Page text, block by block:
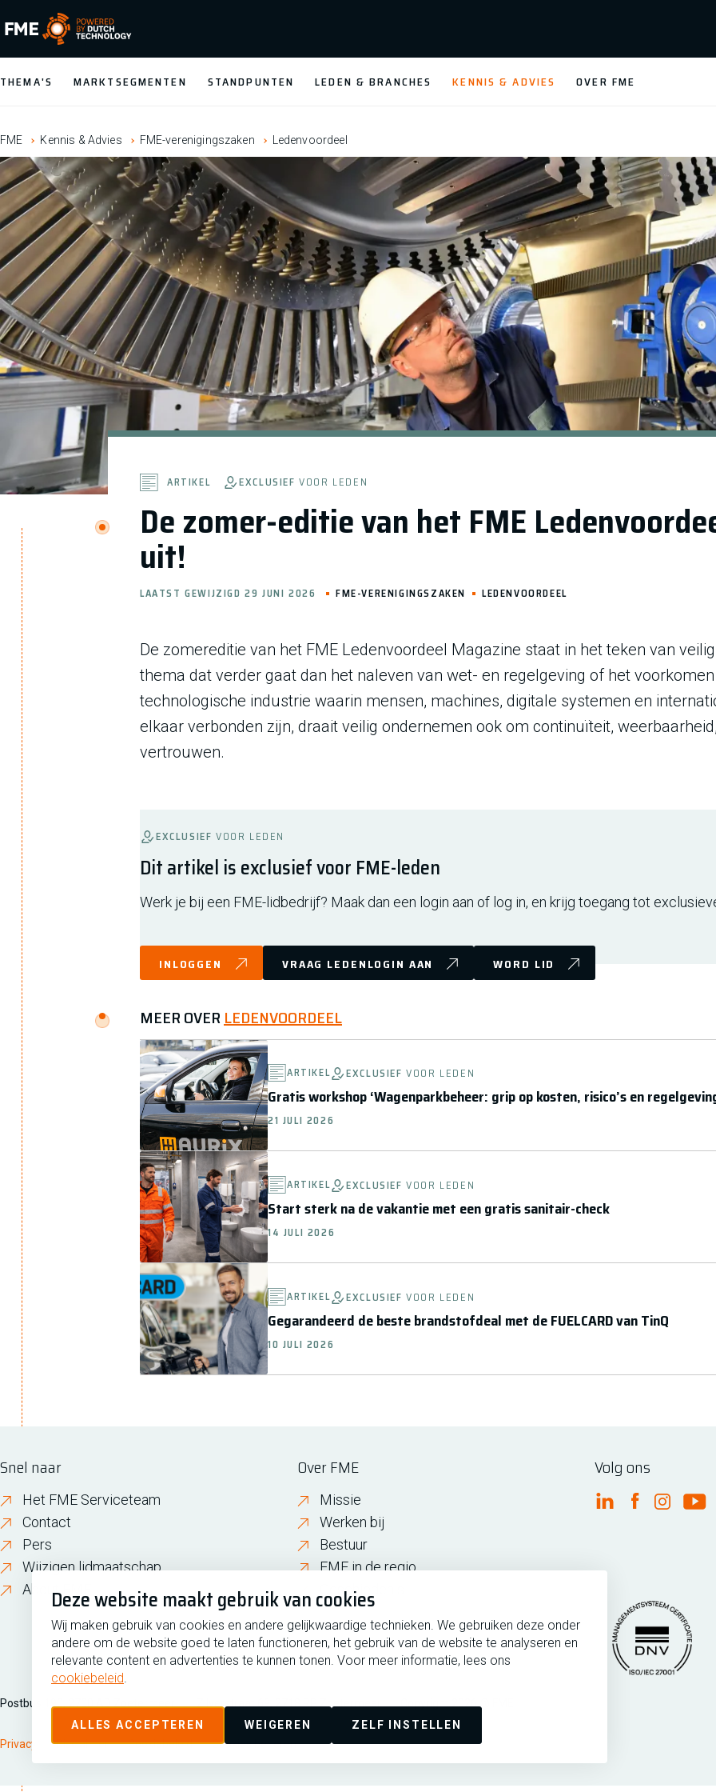
Deze website maakt gebruik van cookies
Wij maken gebruik van cookies en andere gelijkwaardige technieken. We gebruiken deze onder
andere om de website goed te laten functioneren, het gebruik van de website te analyseren en
relevante content en advertenties te kunnen tonen. Voor meer informatie, lees ons
cookiebeleid.
ALLES ACCEPTEREN WEIGEREN ZELF INSTELLEN
FME Logo, to the homepage
THEMA'S MARKTSEGMENTEN STANDPUNTEN LEDEN & BRANCHES KENNIS & ADVIES OVER FME
FME Kennis & Advies FME-verenigingszaken Ledenvoordeel
De zomer-editie van het FME
uit!
ARTIKEL EXCLUSIEFVOOR LEDEN
LAATST GEWIJZIGD 29 JUNI 2026 FME-VERENIGINGSZAKEN LEDENVOORDEEL
De zomereditie van het FME Ledenvoordeel Magazine staat in het teken van
thema dat verder gaat dan het naleven van wet- en regelgeving of het
technologische industrie waarin mensen, machines, digitale systemen en
elkaar verbonden zijn, draait veilig ondernemen ook om continuïteit,
vertrouwen.
EXCLUSIEF VOOR LEDEN
Dit artikel is exclusief voor FME-leden
Werk je bij een FME-lidbedrijf? Maak dan een login aan of log in, en krijg toegang tot
INLOGGEN VRAAG LEDENLOGIN AAN WORD LID
MEER OVERLEDENVOORDEEL
ARTIKEL EXCLUSIEFVOOR LEDEN
Gratis workshop ‘Wagenparkbeheer: grip op kosten, risico’s en
21 JULI 2026
ARTIKEL EXCLUSIEFVOOR LEDEN
Start sterk na de vakantie met een gratis sanitair-check
14 JULI 2026
ARTIKEL EXCLUSIEFVOOR LEDEN
Gegarandeerd de beste brandstofdeal met de FUELCARD van TinQ
10 JULI 2026
Snel naar
Het FME Serviceteam
Contact
Pers
Wijzigen lidmaatschap
About FME
Over FME
Missie
Werken bij
Bestuur
FME in de regio
Geschiedenis
Volg ons
FME Linkedin
FMEFME
Postbus 190, 2700 AD Zoetermeer
Privacy Disclaimer Cookiebeleid Cookies beheren